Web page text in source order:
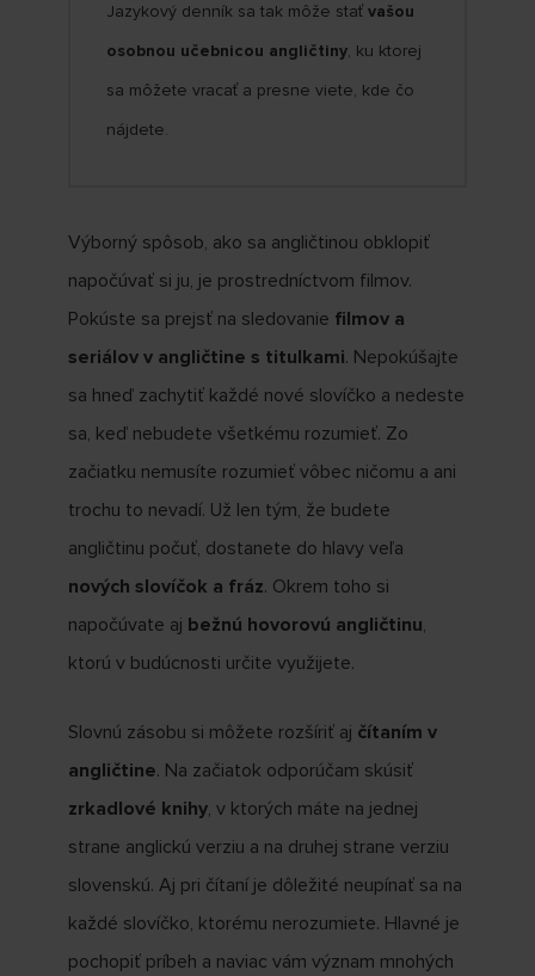
Jazykový denník sa tak môže stať vašou
osobnou učebnicou angličtiny, ku ktorej
sa môžete vracať a presne viete, kde čo
nájdete.
Výborný spôsob, ako sa angličtinou obklopiť
napočúvať si ju, je prostredníctvom filmov.
Pokúste sa prejsť na sledovanie filmov a
seriálov v angličtine s titulkami. Nepokúšajte
sa hneď zachytiť každé nové slovíčko a nedeste
sa, keď nebudete všetkému rozumieť. Zo
začiatku nemusíte rozumieť vôbec ničomu a ani
trochu to nevadí. Už len tým, že budete
angličtinu počuť, dostanete do hlavy veľa
nových slovíčok a fráz. Okrem toho si
napočúvate aj bežnú hovorovú angličtinu,
ktorú v budúcnosti určite využijete.
Slovnú zásobu si môžete rozšíriť aj čítaním v
angličtine. Na začiatok odporúčam skúsiť
zrkadlové knihy, v ktorých máte na jednej
strane anglickú verziu a na druhej strane verziu
slovenskú. Aj pri čítaní je dôležité neupínať sa na
každé slovíčko, ktorému nerozumiete. Hlavné je
pochopiť príbeh a naviac vám význam mnohých